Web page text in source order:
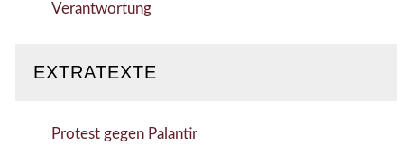
Verantwortung
EXTRATEXTE
Protest gegen Palantir